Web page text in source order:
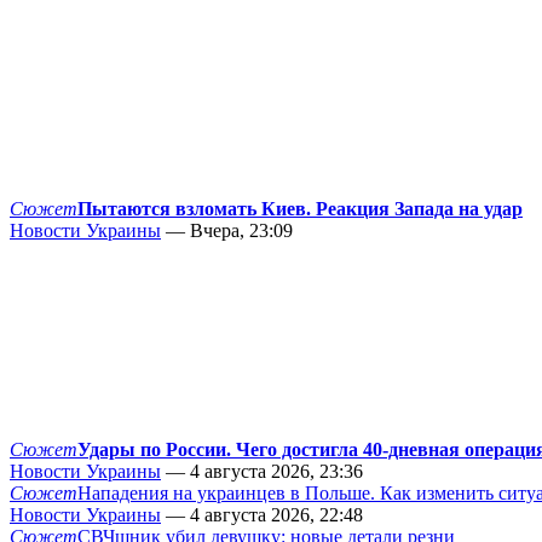
СюжетПытаются взломать Киев. Реакция Запада на удар
Новости Украины — Вчера, 23:09
СюжетУдары по России. Чего достигла 40-дневная
Новости Украины — 4 августа 2026, 23:36
СюжетНападения на украинцев в Польше. Как изменить
Новости Украины — 4 августа 2026, 22:48
СюжетСВЧшник убил девушку: новые детали резни